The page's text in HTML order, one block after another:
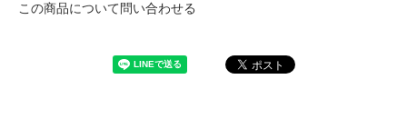
この商品について問い合わせる